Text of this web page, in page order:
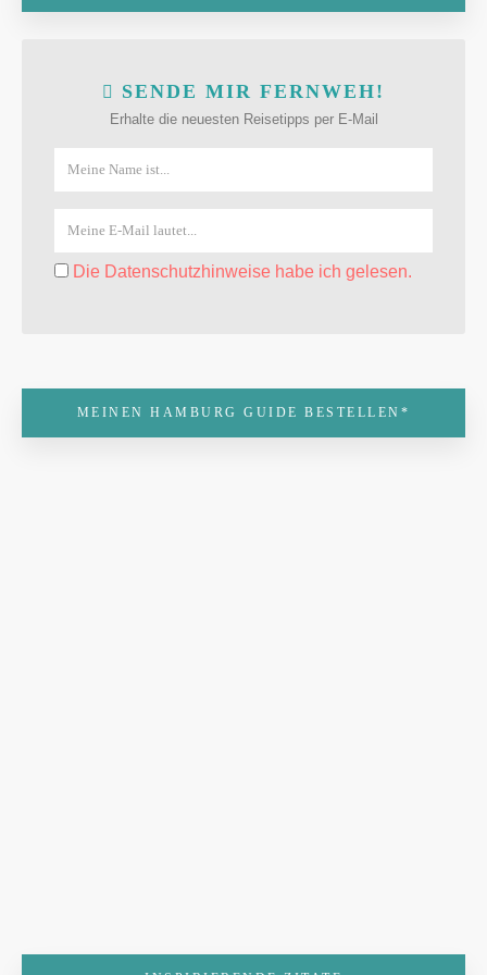
SENDE MIR FERNWEH!
Erhalte die neuesten Reisetipps per E-Mail
Die Datenschutzhinweise habe ich gelesen.
MEINEN HAMBURG GUIDE BESTELLEN*